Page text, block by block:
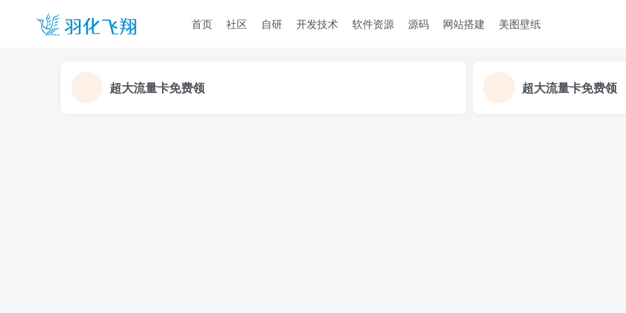
首页 社区 自研 开发技术 软件资源 源码 网站搭建 美图壁纸
超大流量卡免费领 超大流量卡免费领